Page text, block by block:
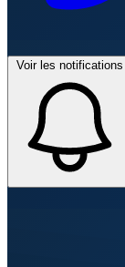
Voir les notifications